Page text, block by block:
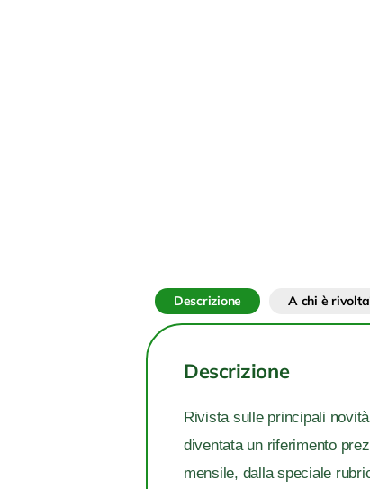
Descrizione A chi è
Descrizione
Rivista sulle principali
diventata un riferimento
mensile, dalla speciale